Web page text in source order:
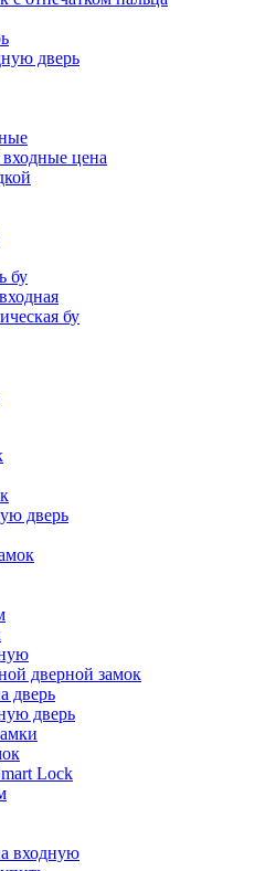
дверь
цена
бу
бу
дверь
дверной замок
дверь
дверь
Lock
входную